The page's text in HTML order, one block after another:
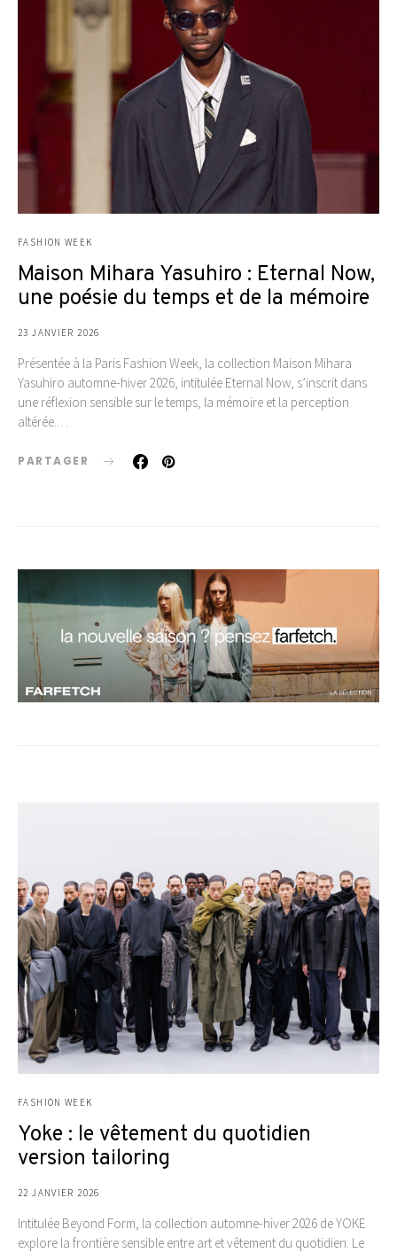
FASHION WEEK
Maison Mihara Yasuhiro : Eternal Now,
une poésie du temps et de la mémoire
23 JANVIER 2026
Présentée à la Paris Fashion Week, la collection Maison Mihara
Yasuhiro automne-hiver 2026, intitulée Eternal Now, s’inscrit dans
une réflexion sensible sur le temps, la mémoire et la perception
altérée.…
PARTAGER
FASHION WEEK
Yoke : le vêtement du quotidien
version tailoring
22 JANVIER 2026
Intitulée Beyond Form, la collection automne-hiver 2026 de YOKE
explore la frontière sensible entre art et vêtement du quotidien. Le